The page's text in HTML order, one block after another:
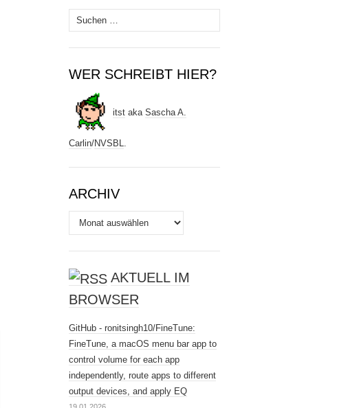
Suchen
nach:
WER SCHREIBT HIER?
itst aka Sascha A.
Carlin/NVSBL.
ARCHIV
Archiv
AKTUELL IM
BROWSER
GitHub - ronitsingh10/FineTune:
FineTune, a macOS menu bar app to
control volume for each app
independently, route apps to different
output devices, and apply EQ